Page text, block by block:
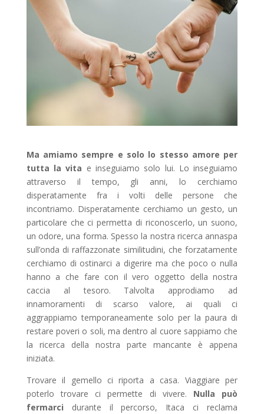
Ma amiamo sempre e solo lo stesso amore per
tutta la vita e inseguiamo solo lui. Lo inseguiamo
attraverso il tempo, gli anni, lo cerchiamo
disperatamente fra i volti delle persone che
incontriamo. Disperatamente cerchiamo un gesto, un
particolare che ci permetta di riconoscerlo, un suono,
un odore, una forma. Spesso la nostra ricerca annaspa
sull’onda di raffazzonate similitudini, che forzatamente
cerchiamo di ostinarci a digerire ma che poco o nulla
hanno a che fare con il vero oggetto della nostra
caccia al tesoro. Talvolta approdiamo ad
innamoramenti di scarso valore, ai quali ci
aggrappiamo temporaneamente solo per la paura di
restare poveri o soli, ma dentro al cuore sappiamo che
la ricerca della nostra parte mancante è appena
iniziata.
Trovare il gemello ci riporta a casa. Viaggiare per
poterlo trovare ci permette di vivere. Nulla può
fermarci durante il percorso, Itaca ci reclama